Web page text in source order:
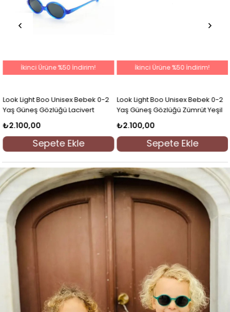
Look Light Will Unisex Çocuk 2-6
Yaş Güneş Gözlüğü Yeşil
₺2.100,00
Sepete Ekle
İkinci Ürüne %50 İndirim!
Look Light Will Unisex Çocuk 2-6
Yaş Güneş Gözlüğü İndigo
₺2.100,00
Sepete Ekle
İkinci Ürüne %50 İndirim!